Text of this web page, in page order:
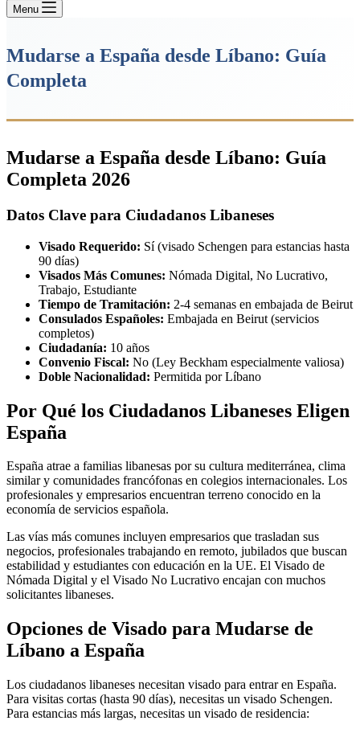
Menu
Mudarse a España desde Líbano: Guía
Completa
Mudarse a España desde Líbano: Guía
Completa 2026
Datos Clave para Ciudadanos Libaneses
Visado Requerido: Sí (visado Schengen para estancias hasta
90 días)
Visados Más Comunes: Nómada Digital, No Lucrativo,
Trabajo, Estudiante
Tiempo de Tramitación: 2-4 semanas en embajada de Beirut
Consulados Españoles: Embajada en Beirut (servicios
completos)
Ciudadanía: 10 años
Convenio Fiscal: No (Ley Beckham especialmente valiosa)
Doble Nacionalidad: Permitida por Líbano
Por Qué los Ciudadanos Libaneses Eligen
España
España atrae a familias libanesas por su cultura mediterránea, clima
similar y comunidades francófonas en colegios internacionales. Los
profesionales y empresarios encuentran terreno conocido en la
economía de servicios española.
Las vías más comunes incluyen empresarios que trasladan sus
negocios, profesionales trabajando en remoto, jubilados que buscan
estabilidad y estudiantes con educación en la UE. El Visado de
Nómada Digital y el Visado No Lucrativo encajan con muchos
solicitantes libaneses.
Opciones de Visado para Mudarse de
Líbano a España
Los ciudadanos libaneses necesitan visado para entrar en España.
Para visitas cortas (hasta 90 días), necesitas un visado Schengen.
Para estancias más largas, necesitas un visado de residencia: